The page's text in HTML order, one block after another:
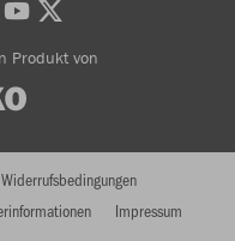
Produkt von
Widerrufsbedingungen
Impressum